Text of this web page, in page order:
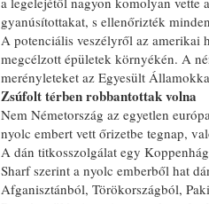
gyanúsítottakat, s ellenőrizték
A potenciális veszélyről az amerikai
megcélzott épületek környékén. A
merényleteket az Egyesült
Zsúfolt térben robbantottak volna
Nem Németország az egyetlen
nyolc embert vett őrizetbe tegnap,
A dán titkosszolgálat egy
Sharf szerint a nyolc emberből hat
Afganisztánból, Törökországból,